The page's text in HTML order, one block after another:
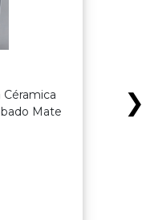
Céramica
Mate